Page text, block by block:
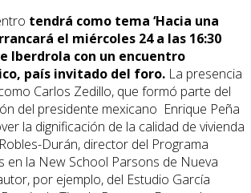
tendrá como tema ‘Hacia una
el miércoles 24 a las 16:30
Iberdrola con un encuentro
país invitado del foro. La presencia
Carlos Zedillo, que formó parte del
del presidente mexicano Enrique Peña
la dignificación de la calidad de vivienda
Durán, director del Programa
en la New School Parsons de Nueva
por ejemplo, del Estudio García